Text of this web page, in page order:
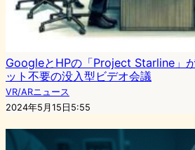
GoogleとHPの「Project Starline」
ット不要の没入型ビデオ会議
VR/ARニュース
2024年5月15日5:55